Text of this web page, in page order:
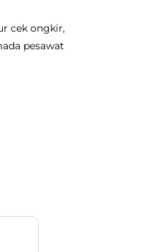
cek ongkir,
pesawat